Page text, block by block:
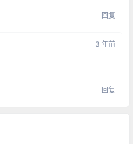
回复
3 年前
回复